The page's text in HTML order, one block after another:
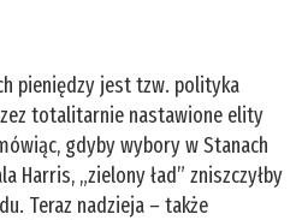
pieniędzy jest tzw. polityka
totalitarnie nastawione elity
gdyby wybory w Stanach
Harris, „zielony ład” zniszczyłby
Teraz nadzieja – także